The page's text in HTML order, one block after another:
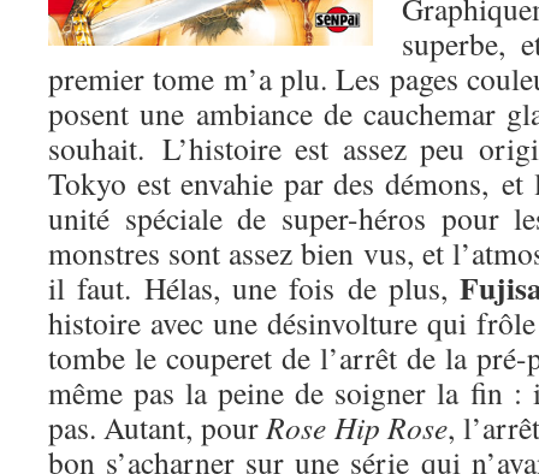
superbe,
premier tome m’a plu. Les pages
posent une ambiance de cauchemar
souhait. L’histoire est assez peu
Tokyo est envahie par des démons,
unité spéciale de super-héros pour
monstres sont assez bien vus, et
il faut. Hélas, une fois de plus,
histoire avec une désinvolture qui
tombe le couperet de l’arrêt de la
même pas la peine de soigner la fin :
pas. Autant, pourRose Hip Rose,
bon s’acharner sur une série qui